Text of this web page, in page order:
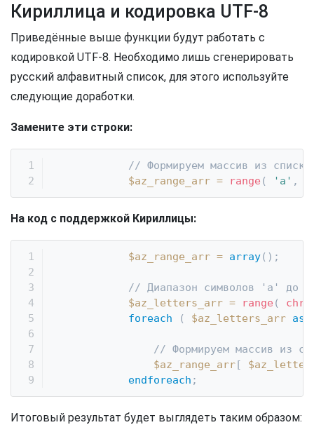
Кириллица и кодировка UTF-8
Приведённые выше функции будут работать с
кодировкой UTF-8. Необходимо лишь сгенерировать
русский алфавитный список, для этого используйте
следующие доработки.
Замените эти строки:
// Формируем массив из
$az_range_arr = range ( 'a' ,
На код с поддержкой Кириллицы:
$az_range_arr = array( ) ;
// Диапазон символов 'а' до
$az_letters_arr = range ( chr
foreach
( $az_letters_arr as
// Формируем массив из
$az_range_arr[
endforeach ;
Итоговый результат будет выглядеть таким образом: